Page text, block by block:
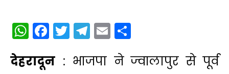
WhatsApp
Facebook
Twitter
Telegram
Email
देहरादून : भाजपा ने ज्वालापुर से पूर्व